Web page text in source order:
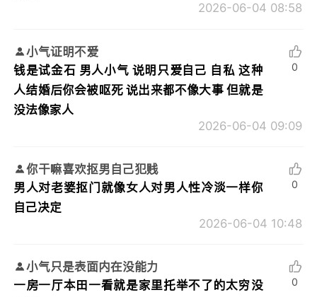
2026-06-04 08:58
小气证明不爱
钱是试金石 男人小气 说明只爱自己 自私 这种
人结婚后你会被呕死 说出来都不像大事 但就是
没法像家人
2026-06-04 09:09
0
你干嘛喜欢抠男自己犯贱
男人对老婆抠门就像女人对男人性冷淡一样你
自己决定
2026-06-04 10:48
0
小气只是表面内在没能力
一房一厅本田一看就是家里托举不了的太穷没
0